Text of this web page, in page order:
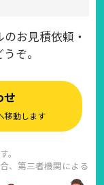
のお見積依頼・
ぞ。
せ
移動します
。
、第三者機関による